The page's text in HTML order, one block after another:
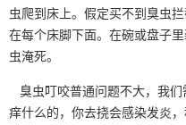
虫爬到床上。假定买不到臭虫
在每个床脚下面。在碗或盘子
虫淹死。
臭虫叮咬普通问题不大，我
痒什么的，你去挠会感染发炎